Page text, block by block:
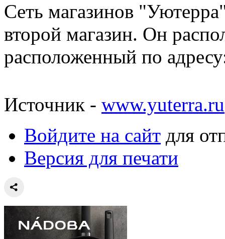
Сеть магазинов
второй магазин. Он
расположенный по
Источник - www.yuterra.ru
Войдите на сайт для
Версия для печати